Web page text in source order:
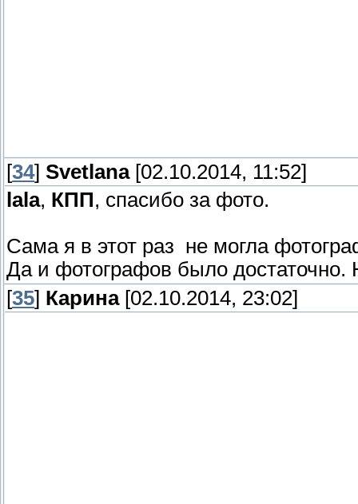
[34] Svetlana[02.10.2014, 11:52]
lala, КПП, спасибо за фото.
Сама я в этот раз не могла
Да и фотографов было
[35] Карина[02.10.2014, 23:02]